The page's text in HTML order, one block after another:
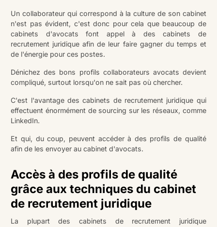
Un collaborateur qui correspond à la culture de son cabinet
n'est pas évident, c'est donc pour cela que beaucoup de
cabinets d'avocats font appel à des cabinets de
recrutement juridique afin de leur faire gagner du temps et
de l'énergie pour ces postes.
Dénichez des bons profils collaborateurs avocats devient
compliqué, surtout lorsqu'on ne sait pas où chercher.
C'est l'avantage des cabinets de recrutement juridique qui
effectuent énormément de sourcing sur les réseaux, comme
LinkedIn.
Et qui, du coup, peuvent accéder à des profils de qualité
afin de les envoyer au cabinet d'avocats.
Accès à des profils de qualité
grâce aux techniques du cabinet
de recrutement juridique
La plupart des cabinets de recrutement juridique